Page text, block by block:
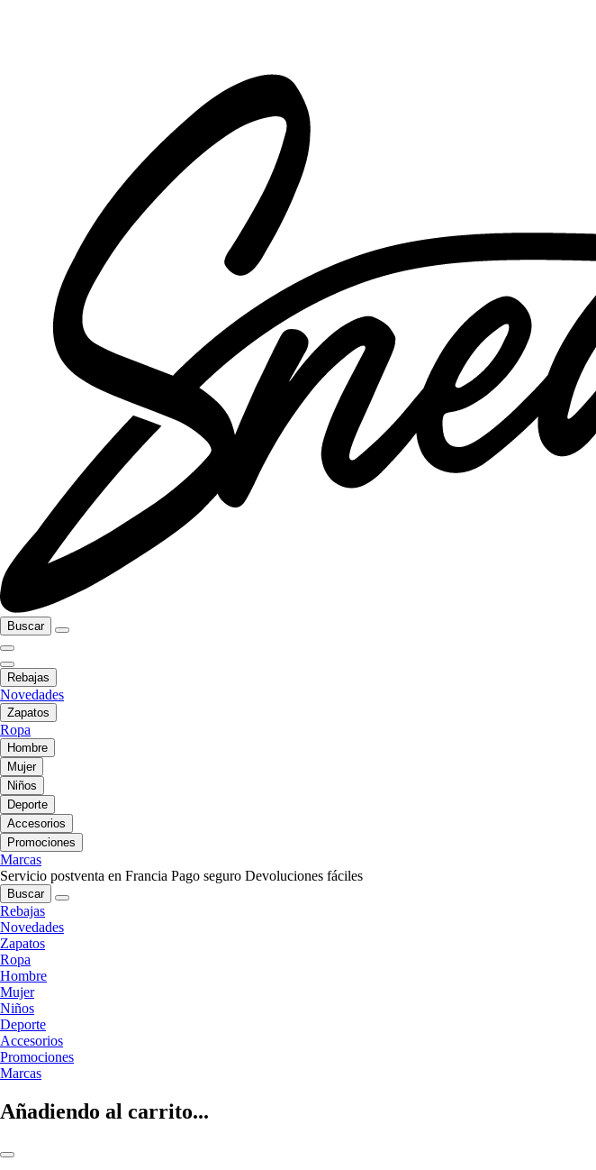
Buscar
Rebajas
Novedades
Zapatos
Ropa
Hombre
Mujer
Niños
Deporte
Accesorios
Promociones
Marcas
Servicio postventa en Francia Pago seguro Devoluciones fáciles
Buscar
Rebajas
Novedades
Zapatos
Ropa
Hombre
Mujer
Niños
Deporte
Accesorios
Promociones
Marcas
Añadiendo al carrito...